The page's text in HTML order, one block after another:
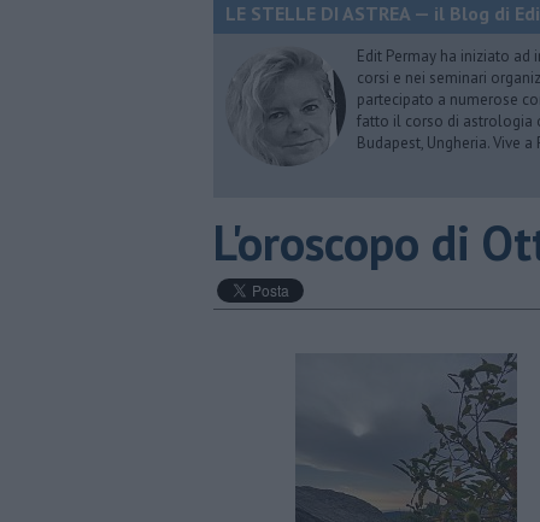
LE STELLE DI ASTREA — il Blog di
Edit Permay ha iniziato ad
corsi e nei seminari
partecipato a numerose
fatto il corso di astrologia
Budapest, Ungheria. Vive a
L'oroscopo di